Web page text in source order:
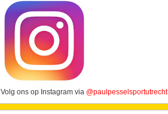
Volg ons op Instagram via @paulpesselsportutrecht